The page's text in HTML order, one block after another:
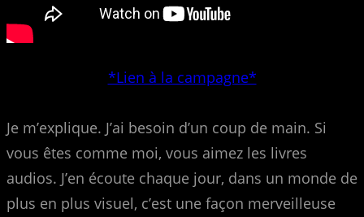
*Lien à la campagne*
Je m’explique. J’ai besoin d’un coup de main. Si
vous êtes comme moi, vous aimez les livres
audios. J’en écoute chaque jour, dans un monde de
plus en plus visuel, c’est une façon merveilleuse